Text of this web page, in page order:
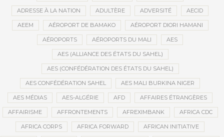
ADRESSE À LA NATION ADULTÈRE ADVERSITÉ AECID
AEEM AÉROPORT DE BAMAKO AÉROPORT DIORI HAMANI
AÉROPORTS AÉROPORTS DU MALI AES
AES (ALLIANCE DES ÉTATS DU SAHEL)
AES (CONFÉDÉRATION DES ÉTATS DU SAHEL)
AES CONFÉDÉRATION SAHEL AES MALI BURKINA NIGER
AES MÉDIAS AES-ALGÉRIE AFD AFFAIRES ÉTRANGÈRES
AFFAIRISME AFFRONTEMENTS AFREXIMBANK AFRICA CDC
AFRICA CORPS AFRICA FORWARD AFRICAN INITIATIVE